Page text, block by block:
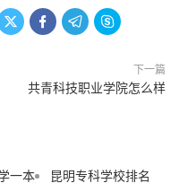
   
下一篇
共青科技职业学院怎么样
一本
昆明专科学校排名